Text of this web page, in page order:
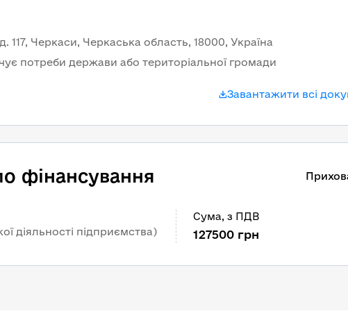
117, Черкаси, Черкаська область, 18000, Україна
потреби держави або територіальної громади
Завантажити всі
фінансування
діяльності підприємства)
Сума, з ПДВ
127500 грн